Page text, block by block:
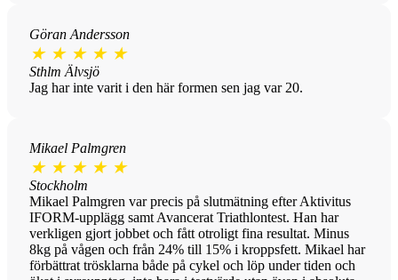
Göran Andersson
★ ★ ★ ★ ★
Sthlm Älvsjö
Jag har inte varit i den här formen sen jag var 20.
Mikael Palmgren
★ ★ ★ ★ ★
Stockholm
Mikael Palmgren var precis på slutmätning efter Aktivitus
IFORM-upplägg samt Avancerat Triathlontest. Han har
verkligen gjort jobbet och fått otroligt fina resultat. Minus
8kg på vågen och från 24% till 15% i kroppsfett. Mikael har
förbättrat trösklarna både på cykel och löp under tiden och